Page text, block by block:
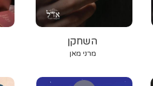
השחקן
מרני מאן